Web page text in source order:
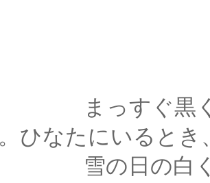
ぐ黒くてやわ
ひなたにいると
の白く凍えた